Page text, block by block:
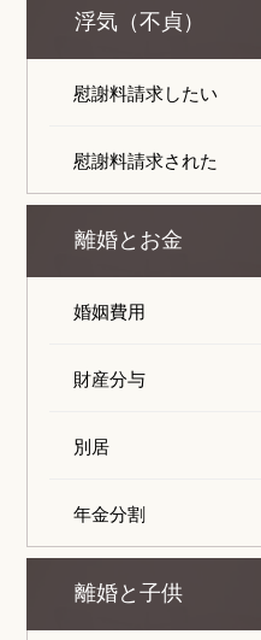
浮気（不貞）
慰謝料請求したい
慰謝料請求された
離婚とお金
婚姻費用
財産分与
別居
年金分割
離婚と子供